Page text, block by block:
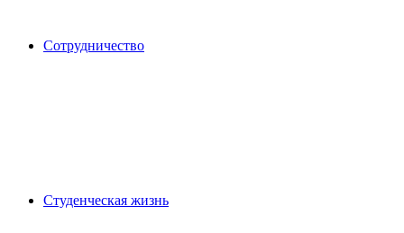
Сотрудничество
Студенческая жизнь